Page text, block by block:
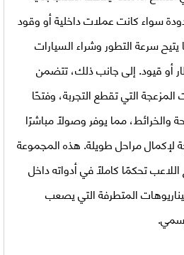
سواء كانت عملات داخلية أو وقود
يتيح سرعة التطور وشراء السيارات
أو قيود. إلى جانب ذلك، تتضمن
المزعجة التي تقطع التجربة، وفتحًا
والخرائط، مما يوفر وصولًا مباشرًا
لإكمال مراحل طويلة. هذه المجموعة
تحكمًا كاملًا في أدواته داخل
المتطرفة التي يصعب